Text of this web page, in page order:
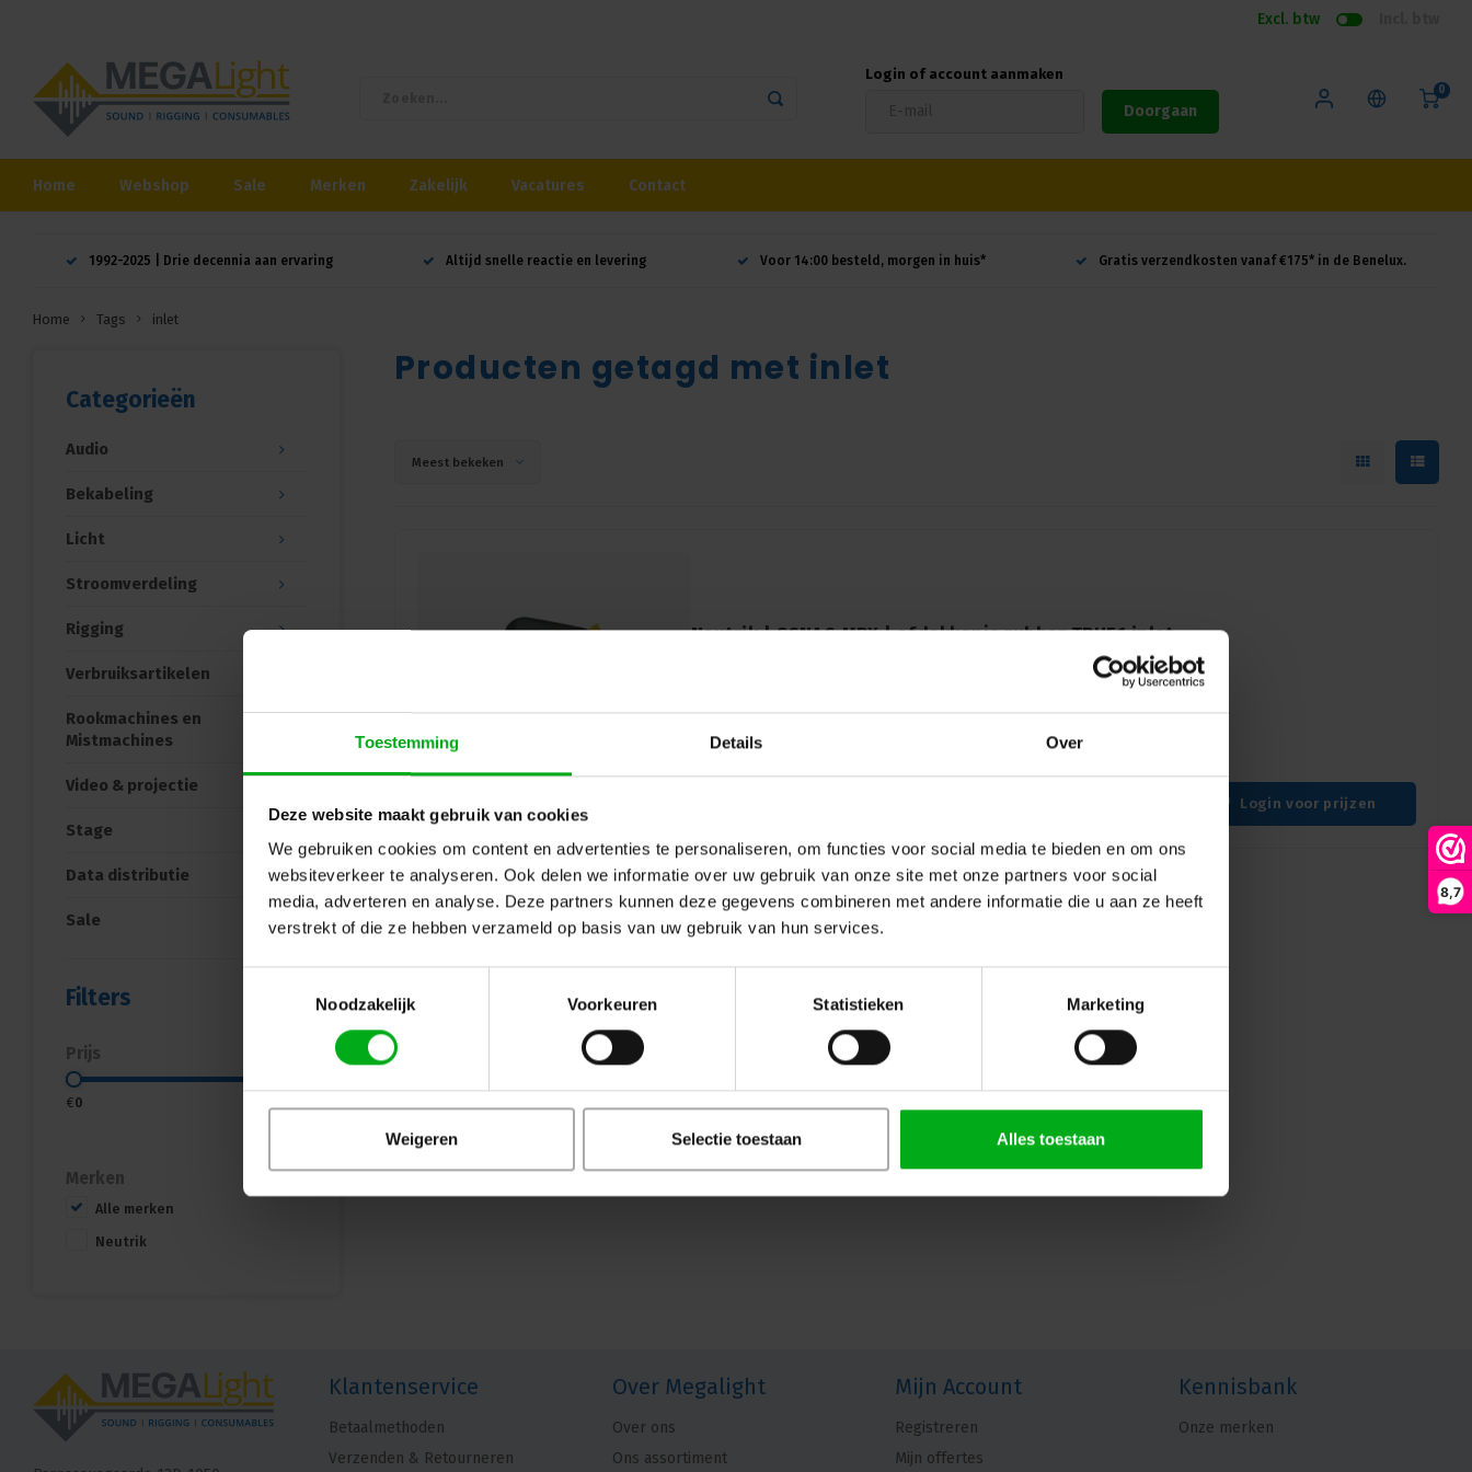
Toestemming Details Over
Deze website maakt gebruik van cookies
We gebruiken cookies om content en advertenties te personaliseren, om functies voor social media te bieden en om ons
websiteverkeer te analyseren. Ook delen we informatie over uw gebruik van onze site met onze partners voor social
media, adverteren en analyse. Deze partners kunnen deze gegevens combineren met andere informatie die u aan ze heeft
verstrekt of die ze hebben verzameld op basis van uw gebruik van hun services.
Noodzakelijk
Voorkeuren Statistieken Marketing
Weigeren Selectie toestaan Alles toestaan
8,7
Excl. btw
Login of account aanmaken
Doorgaan
0
Home Webshop Sale Merken Zakelijk Vacatures Contact
1992-2025 | Drie decennia aan ervaring Altijd snelle reactie en levering Voor 14:00 besteld, morgen in huis* Gratis verzendkosten vanaf €175* in de Benelux.
Home Tags inlet
Categorieën
Audio
Bekabeling
Licht
Stroomverdeling
Rigging
Verbruiksartikelen
Rookmachines en
Mistmachines
Video & projectie
Stage
Data distributie
Sale
Filters
Prijs
€0
Merken
Alle merken
Neutrik
Producten getagd met inlet
Meest bekeken
Neutrik | SCNAC-MPX | afdekkapje rubber TRUE1 inlet
betrouwbare professionele audioverbindingen.
Login voor prijzen
Klantenservice
Betaalmethoden
Verzenden & Retourneren
Over Megalight
Over ons
Ons assortiment
Mijn Account
Registreren
Mijn offertes
Kennisbank
Onze merken